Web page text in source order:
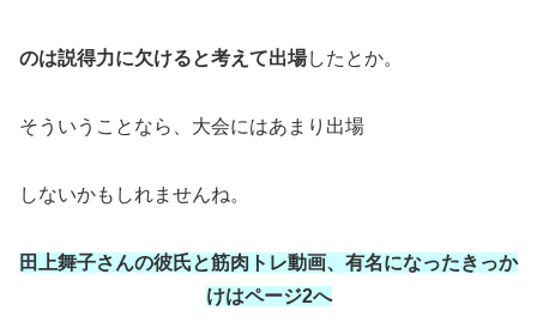
のは説得力に欠けると考えて出場したとか。
そういうことなら、大会にはあまり出場
しないかもしれませんね。
田上舞子さんの彼氏と筋肉トレ動画、有名になったきっか
けはページ2へ